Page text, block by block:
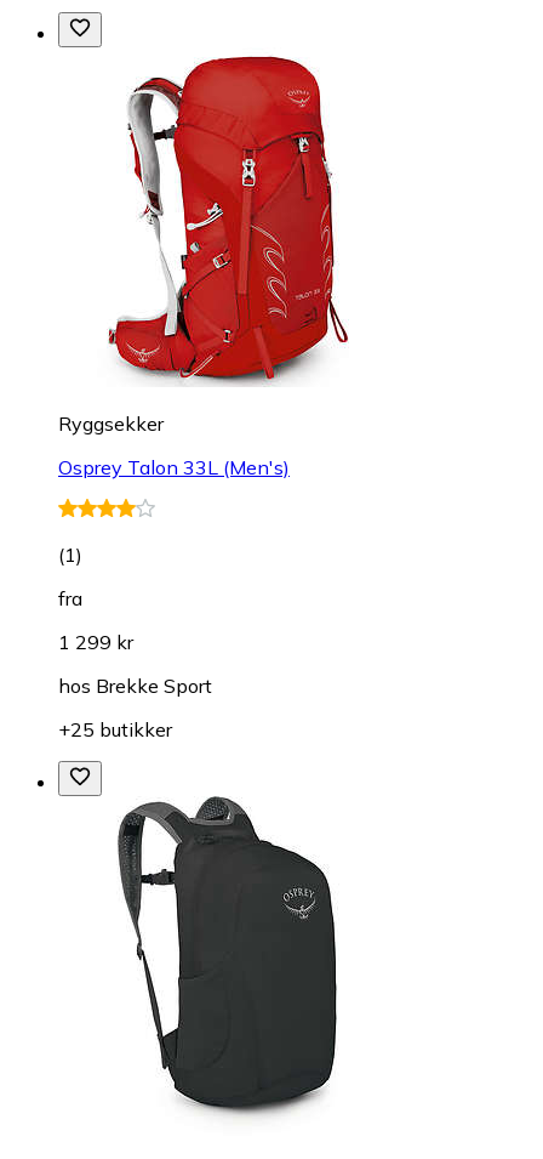
Ryggsekker
Osprey Talon 33L (Men's)
(1)
fra
1 299 kr
hos Brekke Sport
+25 butikker